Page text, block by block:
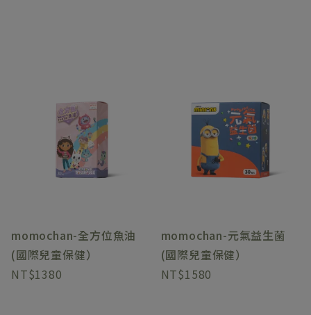
momochan-全方位魚油
(國際兒童保健）
1380
momochan-元氣益生菌
(國際兒童保健）
1580